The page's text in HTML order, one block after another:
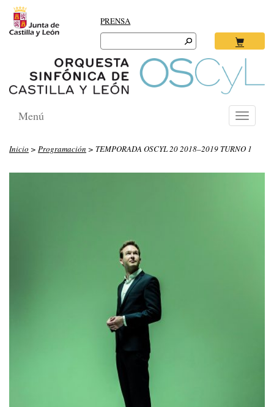
PRENSA
Search
for:
Toggle
Menú
Inicio > Programación > TEMPORADA OSCYL 20 2018–2019 TURNO 1